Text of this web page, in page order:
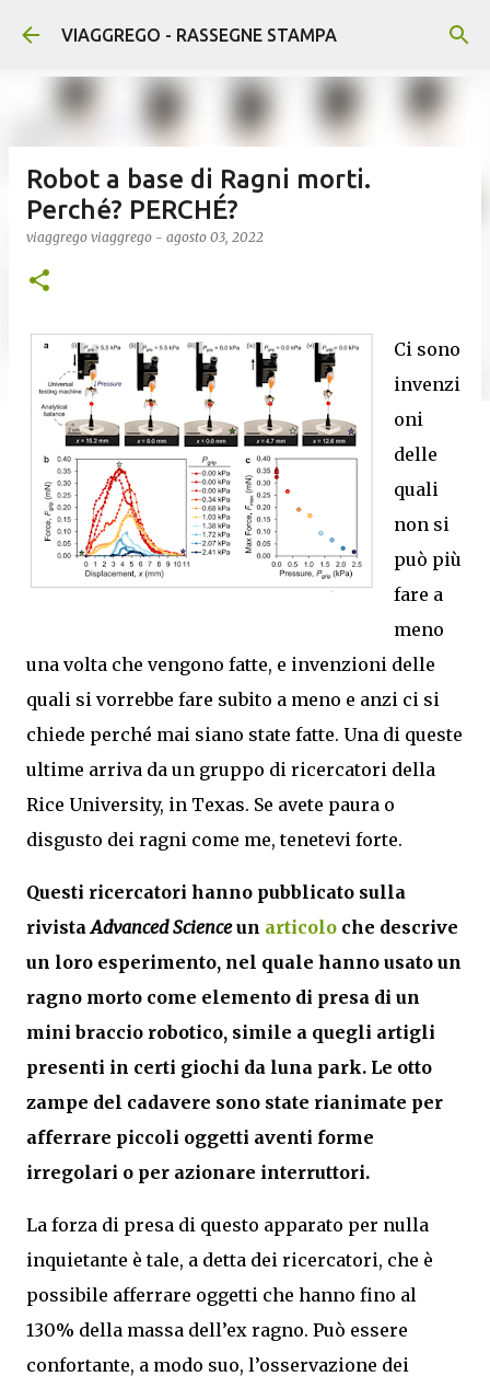
Passa ai contenuti principali
VIAGGREGO - RASSEGNE STAMPA
Robot a base di Ragni morti.
Perché? PERCHÉ?
viaggrego viaggrego - agosto 03, 2022
Ci sono
invenzi
oni
delle
quali
non si
può più
fare a
meno
una volta che vengono fatte, e invenzioni delle
quali si vorrebbe fare subito a meno e anzi ci si
chiede perché mai siano state fatte. Una di queste
ultime arriva da un gruppo di ricercatori della
Rice University, in Texas. Se avete paura o
disgusto dei ragni come me, tenetevi forte.
Questi ricercatori hanno pubblicato sulla
rivistaAdvanced Scienceun articolo che descrive
un loro esperimento, nel quale hanno usato un
ragno morto come elemento di presa di un
mini braccio robotico, simile a quegli artigli
presenti in certi giochi da luna park. Le otto
zampe del cadavere sono state rianimate per
afferrare piccoli oggetti aventi forme
irregolari o per azionare interruttori.
La forza di presa di questo apparato per nulla
inquietante è tale, a detta dei ricercatori, che è
possibile afferrare oggetti che hanno fino al
130% della massa dell’ex ragno. Può essere
confortante, a modo suo, l’osservazione dei